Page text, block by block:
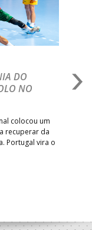
DO
NO
colocou um
recuperar da
Portugal vira o